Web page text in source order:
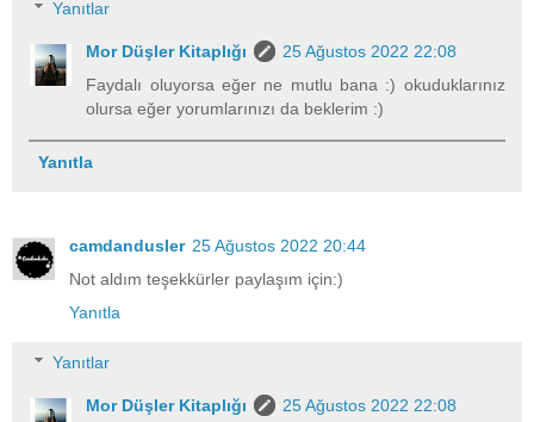
Yanıtlar
Mor Düşler Kitaplığı
25 Ağustos 2022 22:08
Faydalı oluyorsa eğer ne mutlu bana :) okuduklarınız
olursa eğer yorumlarınızı da beklerim :)
Yanıtla
camdandusler 25 Ağustos 2022 20:44
Not aldım teşekkürler paylaşım için:)
Yanıtla
Yanıtlar
Mor Düşler Kitaplığı
25 Ağustos 2022 22:08